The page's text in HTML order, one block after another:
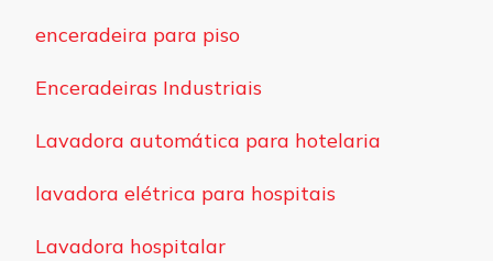
enceradeira para piso
Enceradeiras Industriais
Lavadora automática para hotelaria
lavadora elétrica para hospitais
Lavadora hospitalar